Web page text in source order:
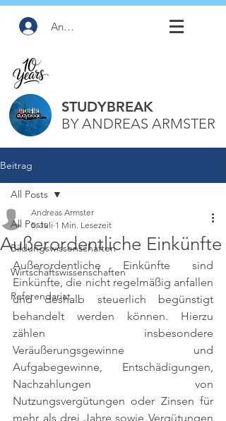
Anmelden
STUDYBREAK
BY ANDREAS ARMSTER
Beitrag
All Posts
Bildungswissenschaften
Wirtschaftswissenschaften
Referendariat
All Posts
Außerordentliche Einkünfte
Andreas Armster
5. Juli 1 Min. Lesezeit
Außerordentliche Einkünfte sind
Einkünfte, die nicht regelmäßig anfallen
und deshalb steuerlich begünstigt
behandelt werden können. Hierzu
zählen insbesondere
Veräußerungsgewinne und
Aufgabegewinne, Entschädigungen,
Nachzahlungen von
Nutzungsvergütungen oder Zinsen für
mehr als drei Jahre sowie Vergütungen